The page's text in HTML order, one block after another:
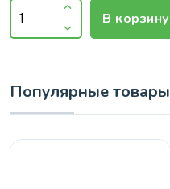
В корзину
Популярные товары